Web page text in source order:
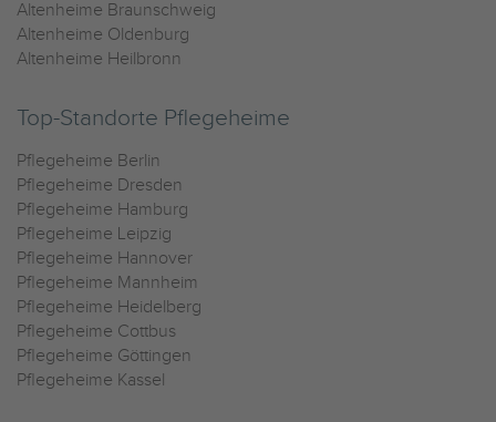
Altenheime Braunschweig
Altenheime Oldenburg
Altenheime Heilbronn
Top-Standorte Pflegeheime
Pflegeheime Berlin
Pflegeheime Dresden
Pflegeheime Hamburg
Pflegeheime Leipzig
Pflegeheime Hannover
Pflegeheime Mannheim
Pflegeheime Heidelberg
Pflegeheime Cottbus
Pflegeheime Göttingen
Pflegeheime Kassel